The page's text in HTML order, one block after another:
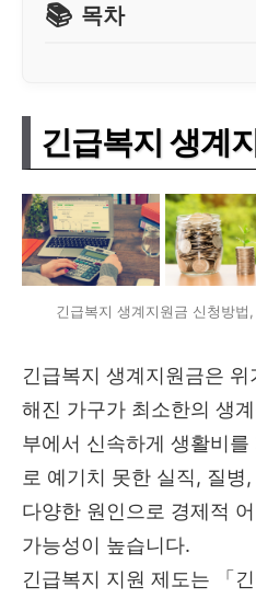
목차
긴급복지 생계
긴급복지 생계지원금 신청방
긴급복지 생계지원금은
해진 가구가 최소한의 생
부에서 신속하게 생활비
로 예기치 못한 실직, 질병
다양한 원인으로 경제적
가능성이 높습니다.
긴급복지 지원 제도는 「